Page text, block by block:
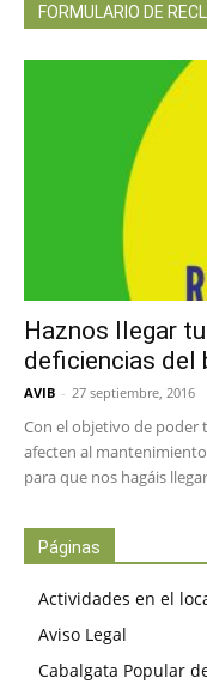
FORMULARIO DE
Haznos llegar
deficiencias del
AVIB - 27 septiembre, 2016
Con el objetivo de poder
afecten al
para que nos hagáis
Páginas
Actividades en el
Aviso Legal
Cabalgata Popular